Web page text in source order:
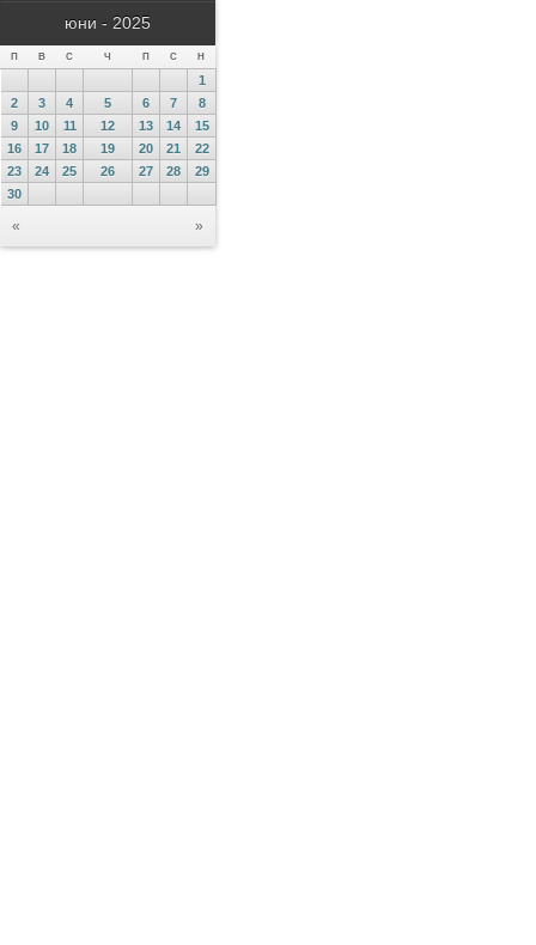
юни - 2025
П В С Ч П С Н
« »
1
2
3 4 5 6 7
8
9
10 11 12 13 14
15
16
17 18 19 20 21
22
23
24 25 26 27 28
29
30